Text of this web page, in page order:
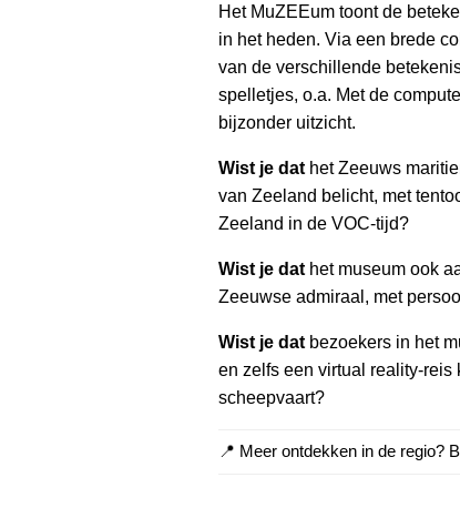
Het MuZEEum toont de
in het heden. Via een brede
van de verschillende
spelletjes, o.a. Met de
bijzonder uitzicht.
Wist je dat het Zeeuws
van Zeeland belicht, met
Zeeland in de VOC-tijd?
Wist je dat het museum ook
Zeeuwse admiraal, met
Wist je dat bezoekers in het
en zelfs een virtual reality-
scheepvaart?
📍 Meer ontdekken in de regio?